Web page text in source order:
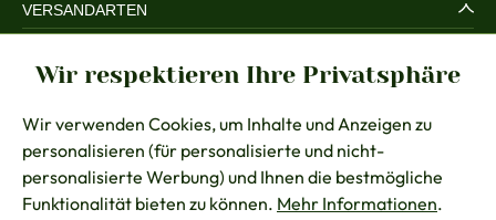
VERSANDARTEN
RECHTLICHES
BERATUNG
KONTAKT
Wir respektieren Ihre Privatsphäre
Wir verwenden Cookies, um Inhalte und Anzeigen zu
personalisieren (für personalisierte und nicht-
personalisierte Werbung) und Ihnen die bestmögliche
Funktionalität bieten zu können. Mehr Informationen.